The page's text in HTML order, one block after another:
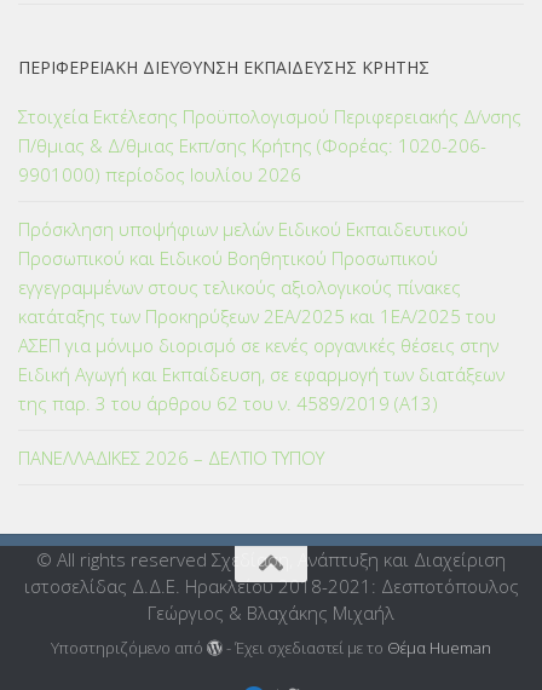
ΠΕΡΙΦΕΡΕΙΑΚΗ ΔΙΕΥΘΥΝΣΗ ΕΚΠΑΙΔΕΥΣΗΣ ΚΡΗΤΗΣ
Στοιχεία Εκτέλεσης Προϋπολογισμού Περιφερειακής Δ/νσης
Π/θμιας & Δ/θμιας Εκπ/σης Κρήτης (Φορέας: 1020-206-
9901000) περίοδος Ιουλίου 2026
Πρόσκληση υποψήφιων μελών Ειδικού Εκπαιδευτικού
Προσωπικού και Ειδικού Βοηθητικού Προσωπικού
εγγεγραμμένων στους τελικούς αξιολογικούς πίνακες
κατάταξης των Προκηρύξεων 2ΕΑ/2025 και 1ΕΑ/2025 του
ΑΣΕΠ για μόνιμο διορισμό σε κενές οργανικές θέσεις στην
Ειδική Αγωγή και Εκπαίδευση, σε εφαρμογή των διατάξεων
της παρ. 3 του άρθρου 62 του ν. 4589/2019 (Α΄13)
ΠΑΝΕΛΛΑΔΙΚΕΣ 2026 – ΔΕΛΤΙΟ ΤΥΠΟΥ
© All rights reserved Σχεδίαση, Ανάπτυξη και Διαχείριση
ιστοσελίδας Δ.Δ.Ε. Ηρακλείου 2018-2021: Δεσποτόπουλος
Γεώργιος & Βλαχάκης Μιχαήλ
Υποστηριζόμενο από - Έχει σχεδιαστεί με το Θέμα Ηueman